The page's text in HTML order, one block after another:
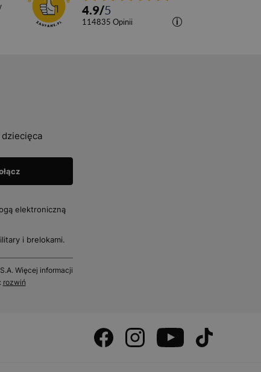
4.9/5
114835 opinii
elektroniczną
i brelokami.
Więcej informacji
rozwiń